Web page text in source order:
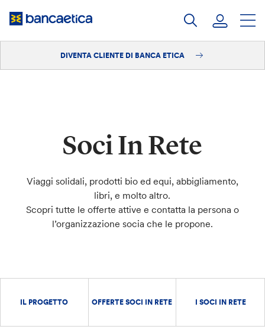
DIVENTA CLIENTE DI BANCA ETICA
Soci In Rete
Viaggi solidali, prodotti bio ed equi, abbigliamento,
libri, e molto altro.
Scopri tutte le offerte attive e contatta la persona o
l’organizzazione socia che le propone.
IL PROGETTO OFFERTE SOCI IN RETE I SOCI IN RETE